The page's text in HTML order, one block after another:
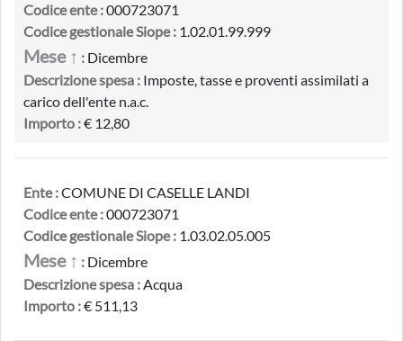
Codice ente :000723071
Codice gestionale Siope : 1.02.01.99.999
Mese ↑ : Dicembre
Descrizione spesa : Imposte, tasse e proventi assimilati a
carico dell'ente n.a.c.
Importo :€ 12,80
Ente :COMUNE DI CASELLE LANDI
Codice ente :000723071
Codice gestionale Siope : 1.03.02.05.005
Mese ↑ : Dicembre
Descrizione spesa :Acqua
Importo :€ 511,13